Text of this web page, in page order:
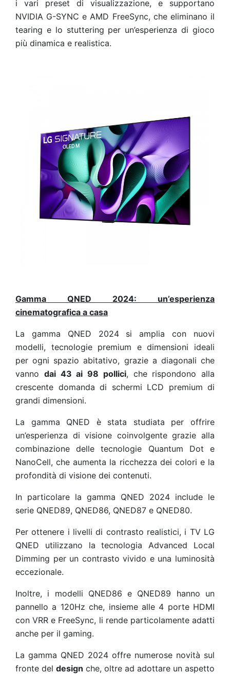
i vari preset di visualizzazione, e supportano
NVIDIA G-SYNC e AMD FreeSync, che eliminano il
tearing e lo stuttering per un’esperienza di gioco
più dinamica e realistica.
Gamma QNED 2024: un’esperienza
cinematografica a casa
La gamma QNED 2024 si amplia con nuovi
modelli, tecnologie premium e dimensioni ideali
perogni spazio abitativo, grazie a diagonali che
vanno dai 43 ai 98 pollici, che rispondono alla
crescente domanda di schermi LCD premium di
grandi dimensioni.
La gamma QNED è stata studiata per offrire
un’esperienza di visione coinvolgentegrazie alla
combinazione delle tecnologie Quantum Dot e
NanoCell, cheaumenta la ricchezza dei colori e la
profondità di visione dei contenuti.
In particolare la gamma QNED 2024 include le
serie QNED89, QNED86, QNED87 e QNED80.
Per ottenere i livelli di contrasto realistici, i TV LG
QNED utilizzano la tecnologia Advanced Local
Dimming per un contrasto vivido e una luminosità
eccezionale.
Inoltre, i modelli QNED86 e QNED89 hanno un
pannello a 120Hz che, insieme alle 4 porte HDMI
con VRR e FreeSync, li rende particolamente adatti
anche per il gaming.
La gamma QNED 2024 offre numerose novità sul
fronte del design che, oltre ad adottare un aspetto